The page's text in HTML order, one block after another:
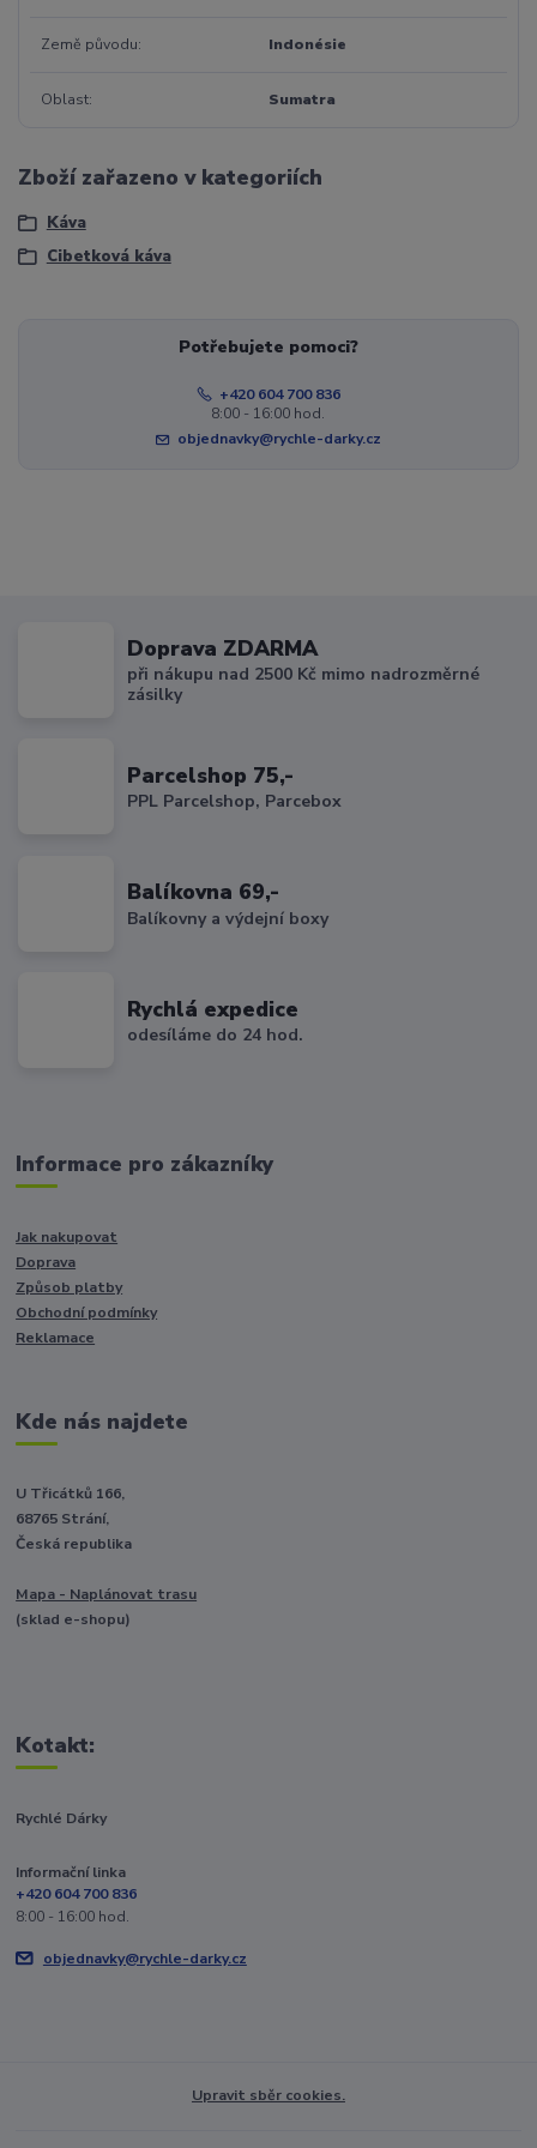
Země původu Indonésie
Oblast Sumatra
Zboží zařazeno v kategoriích
Káva
Cibetková káva
Potřebujete pomoci?
+420 604 700 836
8:00 - 16:00 hod.
objednavky@rychle-darky.cz
Doprava ZDARMA
při nákupu nad 2500 Kč mimo nadrozměrné
zásilky
Parcelshop 75,-
PPL Parcelshop, Parcebox
Balíkovna 69,-
Balíkovny a výdejní boxy
Rychlá expedice
odesíláme do 24 hod.
Informace pro zákazníky
Jak nakupovat
Doprava
Způsob platby
Obchodní podmínky
Reklamace
Kde nás najdete
U Třicátků 166,
68765 Strání,
Česká republika
Mapa - Naplánovat trasu
(sklad e-shopu)
Kotakt:
Rychlé Dárky
Informační linka
+420 604 700 836
8:00 - 16:00 hod.
objednavky@rychle-darky.cz
Upravit sběr cookies.